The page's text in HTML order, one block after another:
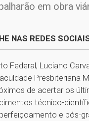
em obra
NAS REDES
Federal, Luciano
Presbiteriana
de acertar os
técnico-
e pós-